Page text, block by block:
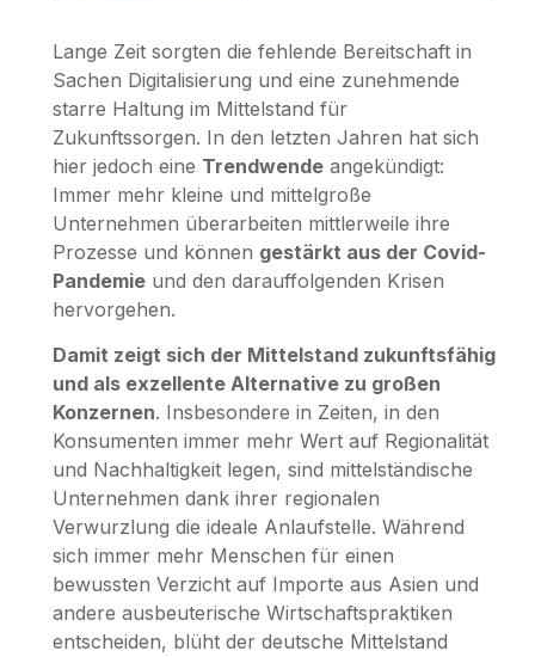
Lange Zeit sorgten die fehlende Bereitschaft in
Sachen Digitalisierung und eine zunehmende
starre Haltung im Mittelstand für
Zukunftssorgen. In den letzten Jahren hat sich
hier jedoch eine Trendwende angekündigt:
Immer mehr kleine und mittelgroße
Unternehmen überarbeiten mittlerweile ihre
Prozesse und können gestärkt aus der Covid-
Pandemie und den darauffolgenden Krisen
hervorgehen.
Damit zeigt sich der Mittelstand zukunftsfähig
und als exzellente Alternative zu großen
Konzernen. Insbesondere in Zeiten, in den
Konsumenten immer mehr Wert auf Regionalität
und Nachhaltigkeit legen, sind mittelständische
Unternehmen dank ihrer regionalen
Verwurzlung die ideale Anlaufstelle. Während
sich immer mehr Menschen für einen
bewussten Verzicht auf Importe aus Asien und
andere ausbeuterische Wirtschaftspraktiken
entscheiden, blüht der deutsche Mittelstand